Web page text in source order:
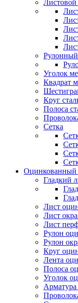
Листовой
Уголок
Квадрат
Круг
Полоса
Сетка
Оцинкованный
Гладкий
Лист
Лист
Лист
Рулон
Рулон
Круг
Лента
Полоса
Уголок